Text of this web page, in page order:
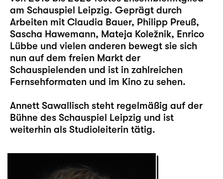
am Schauspiel Leipzig. Geprägt durch
Arbeiten mit Claudia Bauer, Philipp Preuß,
Sascha Hawemann, Mateja Koležnik, Enrico
Lübbe und vielen anderen bewegt sie sich
nun auf dem freien Markt der
Schauspielenden und ist in zahlreichen
Fernsehformaten und im Kino zu sehen.
Annett Sawallisch steht regelmäßig auf der
Bühne des Schauspiel Leipzig und ist
weiterhin als Studioleiterin tätig.